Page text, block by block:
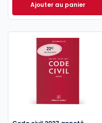
Ajouter au panier
Mémento